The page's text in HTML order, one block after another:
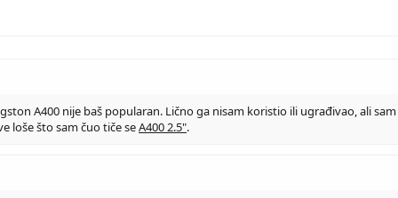
A400 nije baš popularan. Lično ga nisam koristio ili ugrađivao, ali
loše što sam čuo tiče seA400 2.5".